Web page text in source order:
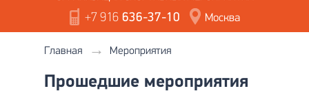
+7 916636-37-10 Москва
Главная Мероприятия
Прошедшие мероприятия